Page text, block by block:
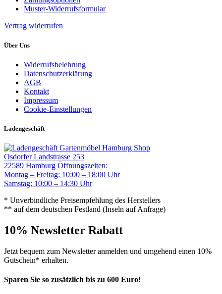
Muster-Widerrufsformular
Vertrag widerrufen
Über Uns
Widerrufsbelehrung
Datenschutzerklärung
AGB
Kontakt
Impressum
Cookie-Einstellungen
Ladengeschäft
Gartenmöbel Hamburg Shop
Osdorfer Landstrasse 253
22589 Hamburg Öffnungszeiten:
Montag – Freitag: 10:00 – 18:00 Uhr
Samstag: 10:00 – 14:30 Uhr
* Unverbindliche Preisempfehlung des Herstellers
** auf dem deutschen Festland (Inseln auf Anfrage)
10% Newsletter Rabatt
Jetzt bequem zum Newsletter anmelden und umgehend einen 10%
Gutschein* erhalten.
Sparen Sie so zusätzlich bis zu 600 Euro!